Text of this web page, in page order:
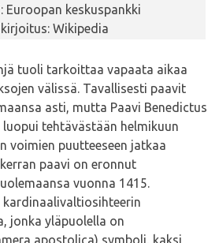
Euroopan keskuspankki
Wikipedia
tuoli tarkoittaa vapaata aikaa
välissä. Tavallisesti paavit
asti, mutta Paavi Benedictus
tehtävästään helmikuun
voimien puutteeseen jatkaa
paavi on eronnut
vuonna 1415.
jonka yläpuolella on
apostolica) symboli, kaksi